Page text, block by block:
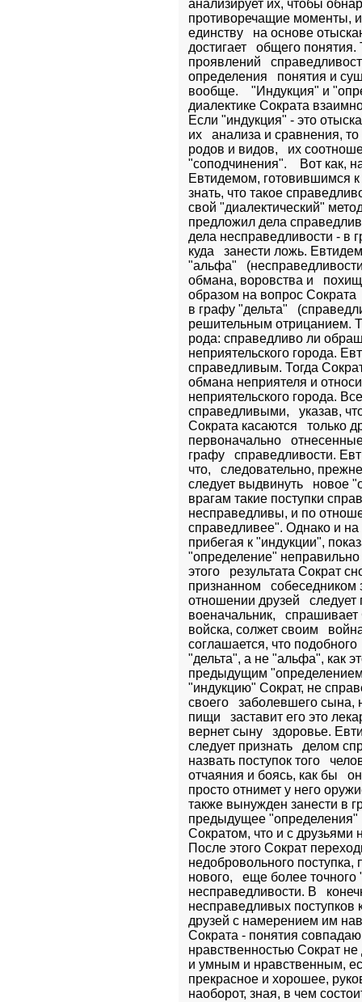
анализирует их, чтобы
противоречащие моменты,
единству   на основе
достигает   общего
проявлений
определения   понятия и
вообще.    "Индукция" и
диалектике Сократа
Если "индукция" - это
их   анализа и сравнения,
родов и видов,   их
"соподчинения".    Вот как,
Евтидемом, готовившимся к
знать, что такое
свой "диалектический"
предложил дела
дела несправедливости - в
куда   занести ложь.
"альфа"
обмана, воровства и
образом на вопрос Сократа
в графу "дельта"
решительным отрицанием.
рода: справедливо ли
неприятельского города.
справедливым. Тогда
обмана неприятеля и
неприятельского города.
справедливыми,   указав,
Сократа касаются   только
первоначально
графу   справедливости.
что,   следовательно,
следует выдвинуть
врагам такие поступки
несправедливы, и по
справедливее". Однако и на
прибегая к "индукции",
"определение"
этого   результата Сократ
признанном
отношении друзей
военачальник,
войска, солжет своим
соглашается, что подобного
"дельта", а не "альфа", как
предыдущим
"индукцию" Сократ, не
своего   заболевшего
пищи   заставит его это
вернет сыну   здоровье.
следует признать   делом
назвать поступок того
отчаяния и боясь, как бы
просто отнимет у него
также вынужден занести в
предыдущее "определения"
Сократом, что и с друзьями
После этого Сократ
недобровольного
нового,   еще более
несправедливости. В
несправедливых поступков
друзей с намерением им
Сократа - понятия
нравственностью Сократ не
и умным и нравственным,
прекрасное и хорошее,
наоборот, зная, в чем